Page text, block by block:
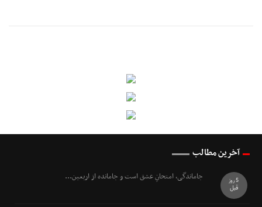
آخرین مطالب
جاماندگی، امتحانِ عشق است و جامانده از اربعین...
5 روز
قبل